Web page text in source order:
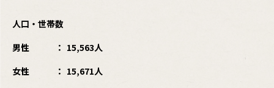
人口・世帯数
男性
15,563人
女性
15,671人